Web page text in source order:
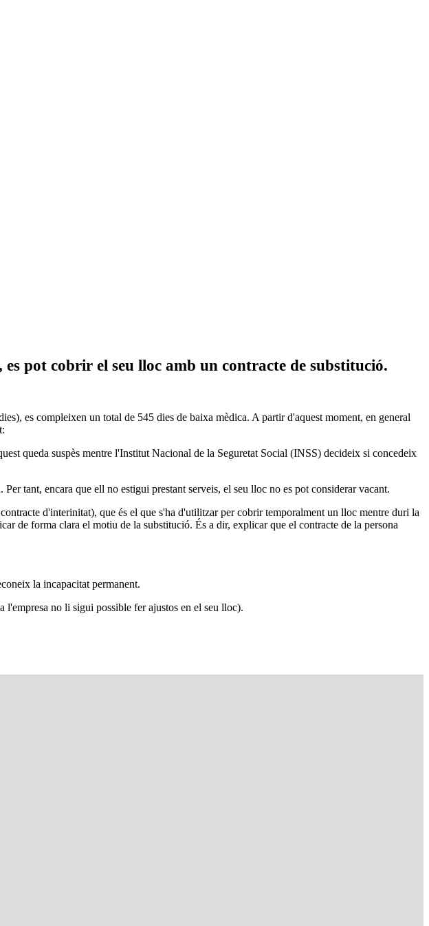
pot cobrir el seu lloc amb un contracte de substitució.
es compleixen un total de 545 dies de baixa mèdica. A partir d'aquest moment, en general
queda suspès mentre l'Institut Nacional de la Seguretat Social (INSS) decideix si concedeix
tant, encara que ell no estigui prestant serveis, el seu lloc no es pot considerar vacant.
d'interinitat), que és el que s'ha d'utilitzar per cobrir temporalment un lloc mentre duri la
de forma clara el motiu de la substitució. És a dir, explicar que el contracte de la persona
la incapacitat permanent.
l'empresa no li sigui possible fer ajustos en el seu lloc).